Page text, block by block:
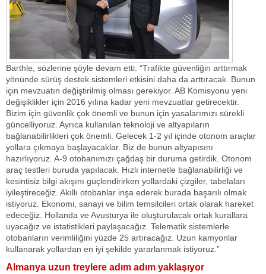
Barthle, sözlerine şöyle devam etti: “Trafikte güvenliğin arttırmak
yönünde sürüş destek sistemleri etkisini daha da arttıracak. Bunun
için mevzuatın değiştirilmiş olması gerekiyor. AB Komisyonu yeni
değişiklikler için 2016 yılına kadar yeni mevzuatlar getirecektir.
Bizim için güvenlik çok önemli ve bunun için yasalarımızı sürekli
güncelliyoruz. Ayrıca kullanılan teknoloji ve altyapıların
bağlanabilirlikleri çok önemli. Gelecek 1-2 yıl içinde otonom araçlar
yollara çıkmaya başlayacaklar. Biz de bunun altyapısını
hazırlıyoruz. A-9 otobanımızı çağdaş bir duruma getirdik. Otonom
araç testleri buruda yapılacak. Hızlı internetle bağlanabilirliği ve
kesintisiz bilgi akışını güçlendirirken yollardaki çizgiler, tabelaları
iyileştireceğiz. Akıllı otobanlar inşa ederek burada başarılı olmak
istiyoruz. Ekonomi, sanayi ve bilim temsilcileri ortak olarak hareket
edeceğiz. Hollanda ve Avusturya ile oluşturulacak ortak kurallara
uyacağız ve istatistikleri paylaşacağız. Telematik sistemlerle
otobanların verimliliğini yüzde 25 artıracağız. Uzun kamyonlar
kullanarak yollardan en iyi şekilde yararlanmak istiyoruz.”
Almanya uzun treylere adım adım yaklaşıyor